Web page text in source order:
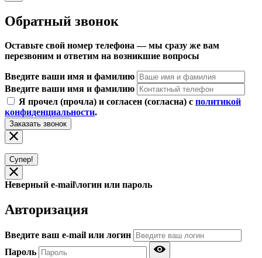
Обратный звонок
Оставьте свой номер телефона — мы сразу же вам
перезвоним и ответим на возникшие вопросы
Введите ваши имя и фамилию
Введите ваши имя и фамилию
Я прочел (прочла) и согласен (согласна) с политикой
конфиденциальности.
Заказать звонок
Супер!
Неверный e-mail\логин или пароль
Авторизация
Введите ваш e-mail или логин
Пароль